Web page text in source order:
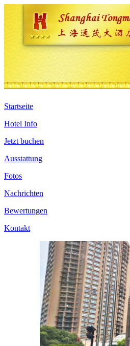
Startseite
Hotel Info
Jetzt buchen
Ausstattung
Fotos
Nachrichten
Bewertungen
Kontakt